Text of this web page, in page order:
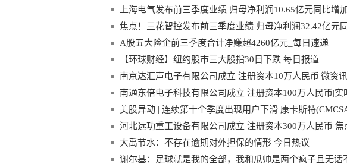
上海电气发布前三季度业绩 归母净利润10.65亿元同比增
焦点！三花智控发布前三季度业绩 归母净利润32.42亿元
A股五大险企前三季度合计净赚超4260亿元_每日速递
【环球财经】纽约股市三大股指30日下跌 每日报道
南京达汇声电子有限公司成立 注册资本10万人民币|微资讯
南通东倍电子科技有限公司成立 注册资本100万人民币|实
美股异动 | 连续第十个季度出现用户下滑 康卡斯特
河北远功重工设备有限公司成立 注册资本300万人民币 焦
大禹节水：不存在逾期对外担保的情形 今日热议
谢尔基：足球就是我的全部，我和瓜帅是两个疯子且无话